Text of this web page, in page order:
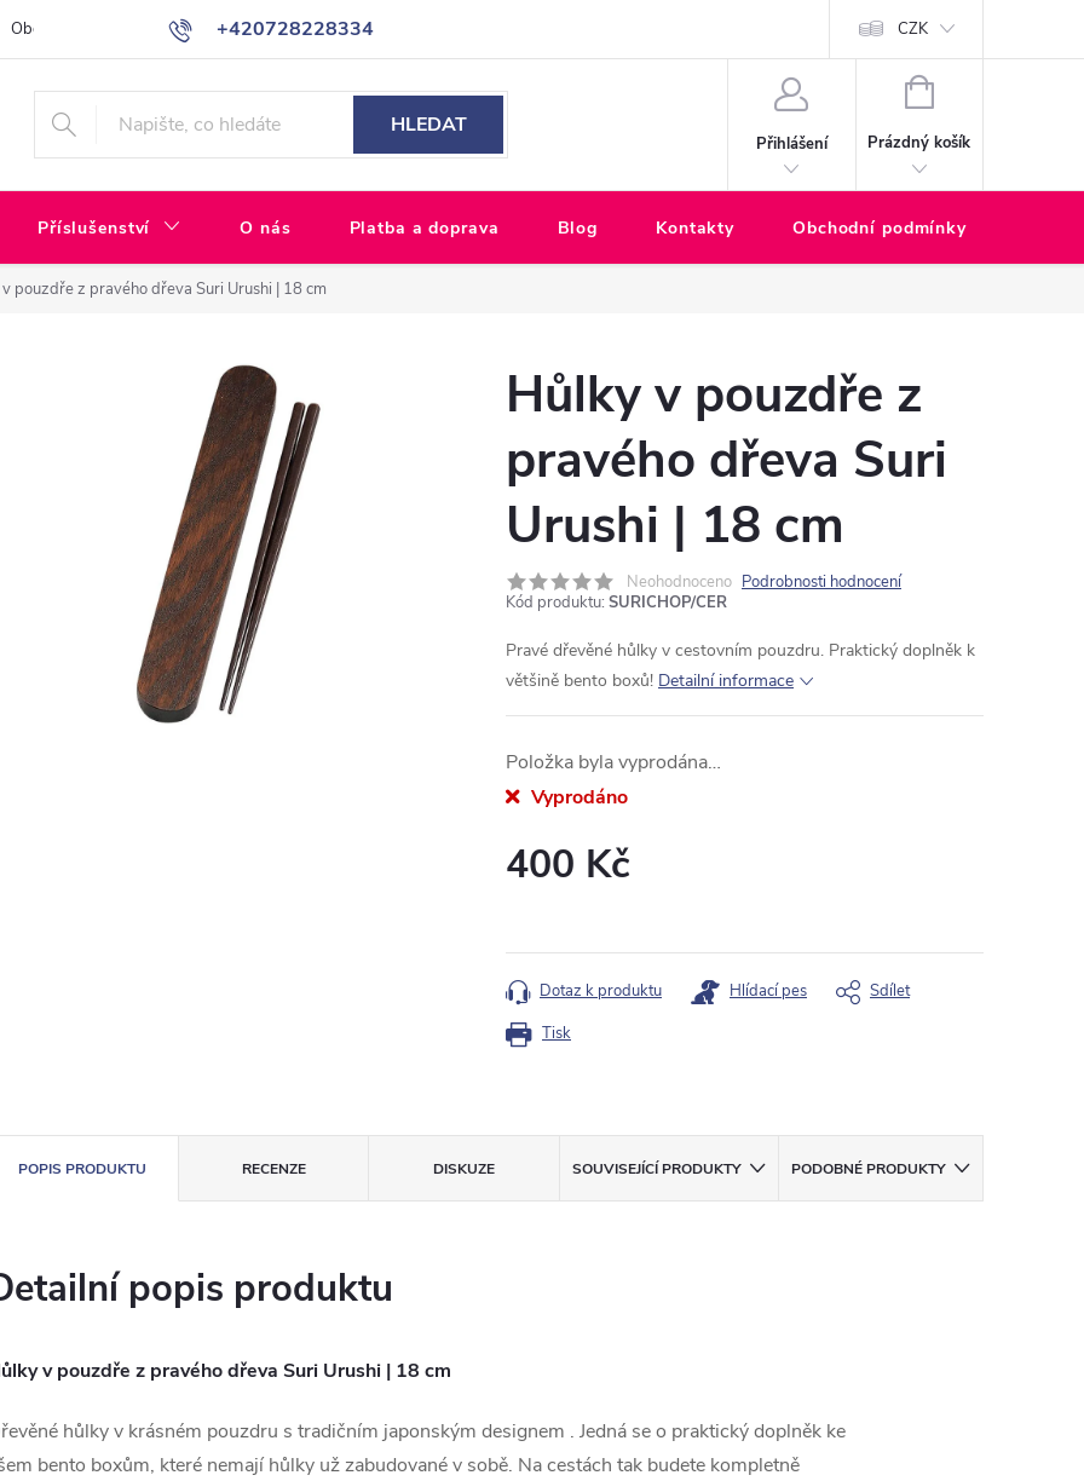
+420728228334
Obchodní podmínky GDPR - Ochrana osobních údajů CZK
HLEDAT
Přihlášení
NÁKUPNÍ
Prázdný košík
Příslušenství O nás Platba a doprava Blog Kontakty Obchodní podmínky
pouzdře z pravého dřeva Suri Urushi | 18 cm
Hůlky v pouzdře z
pravého dřeva Suri
Urushi | 18 cm
Neohodnoceno Podrobnosti hodnocení
Kód produktu: SURICHOP/CER
Pravé dřevěné hůlky v cestovním pouzdru. Praktický doplněk k
většině bento boxů! Detailní informace
Položka byla vyprodána…
Vyprodáno
400 Kč
Tisk
Dotaz k produktu Hlídací pes Sdílet
POPIS PRODUKTU RECENZE DISKUZE SOUVISEJÍCÍ PRODUKTY PODOBNÉ PRODUKTY
popis produktu
v pouzdře z pravého dřeva Suri Urushi | 18 cm
hůlky v krásném pouzdru s tradičním japonským designem . Jedná se o praktický doplněk ke
bento boxům, které nemají hůlky už zabudované v sobě. Na cestách tak budete kompletně